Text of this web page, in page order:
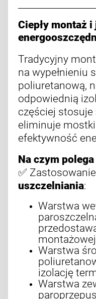
Ciepły montaż i
Tradycyjny
na wypełnieniu
poliuretanową,
odpowiednią
częściej stosuje
eliminuje
efektywność
Na czym
✅ Zastosowanie
uszczelniania:
Warstwa
montażowej
Warstwa
izolację
Warstwa